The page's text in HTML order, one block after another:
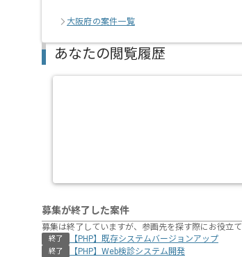
大阪府の案件一覧
あなたの閲覧履歴
募集が終了した案件
募集は終了していますが、参画先を探す際にお役立
終了 【PHP】既存システムバージョンアップ
終了 【PHP】Web検診システム開発